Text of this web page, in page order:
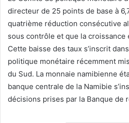
directeur de 25 points de base à
quatrième réduction consécutive
sous contrôle et que la croissance
Cette baisse des taux s’inscrit
politique monétaire récemment
du Sud. La monnaie namibienne
banque centrale de la Namibie
décisions prises par la Banque de